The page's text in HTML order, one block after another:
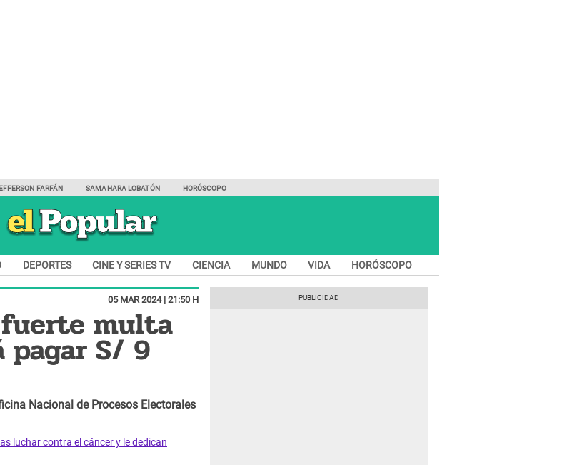
FARFÁN SAMAHARA LOBATÓN HORÓSCOPO
DEPORTES CINE Y SERIES TV CIENCIA MUNDO VIDA HORÓSCOPO
05 MAR 2024 | 21:50 H
multa
pagar S/ 9
Nacional de Procesos Electorales
luchar contra el cáncer y le dedican